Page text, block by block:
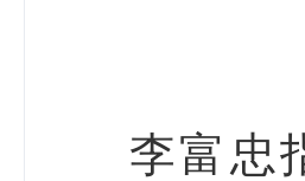
李富忠